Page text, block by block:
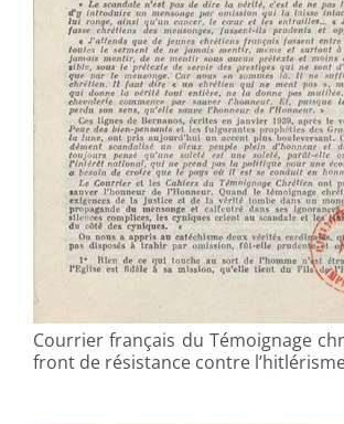
Courrier français du Témoignage
front de résistance contre